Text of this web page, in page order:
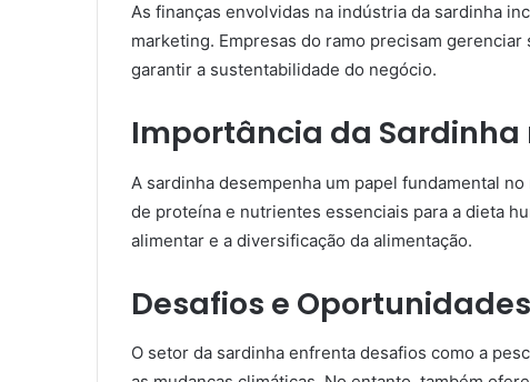
As finanças envolvidas na indústria da sardinha
marketing. Empresas do ramo precisam
garantir a sustentabilidade do negócio.
Importância da Sardinha
A sardinha desempenha um papel fundamental
de proteína e nutrientes essenciais para a dieta
alimentar e a diversificação da alimentação.
Desafios e
O setor da sardinha enfrenta desafios como a